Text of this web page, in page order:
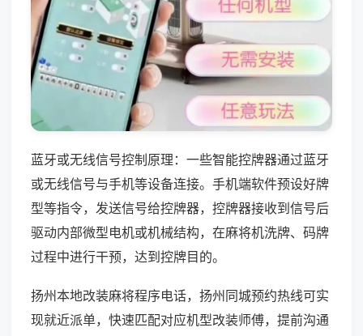
蓝牙或无线信号控制原理：一些智能控牌器通过蓝牙
或无线信号与手机等设备连接。手机端软件预设好牌
型等指令，发送信号给控牌器，控牌器接收到信号后
驱动内部微型电机或机械结构，在麻将机洗牌、码牌
过程中进行干预，达到控牌目的。
扬州本地改装麻将程序电话，扬州同城预约热线可实
现就近派单，快速匹配对应机型改装师傅，提前沟通